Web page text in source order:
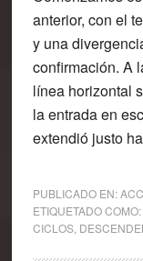
anterior, con el
y una
confirmación. A
línea horizontal
la entrada en
extendió justo
PUBLICADO EN:
ETIQUETADO COMO:
CICLOS,